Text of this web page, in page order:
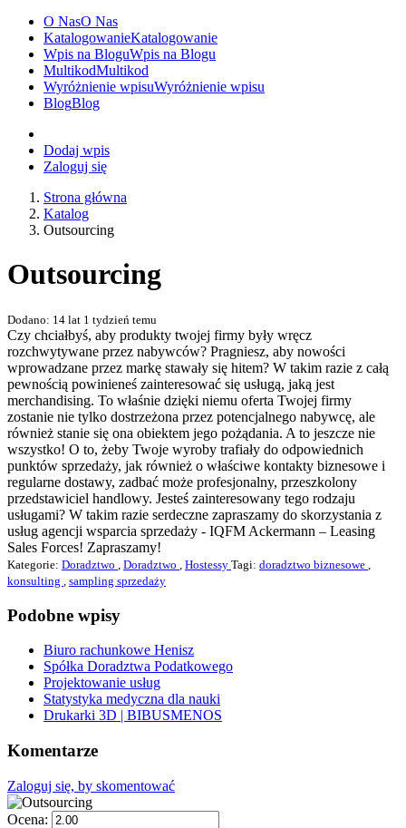
O NasO Nas
KatalogowanieKatalogowanie
Wpis na BloguWpis na Blogu
MultikodMultikod
Wyróżnienie wpisuWyróżnienie wpisu
BlogBlog
Dodaj wpis
Zaloguj się
Strona główna
Katalog
Outsourcing
Outsourcing
Dodano: 14 lat 1 tydzień temu
Czy chciałbyś, aby produkty twojej firmy były wręcz
rozchwytywane przez nabywców? Pragniesz, aby nowości
wprowadzane przez markę stawały się hitem? W takim razie z całą
pewnością powinieneś zainteresować się usługą, jaką jest
merchandising. To właśnie dzięki niemu oferta Twojej firmy
zostanie nie tylko dostrzeżona przez potencjalnego nabywcę, ale
również stanie się ona obiektem jego pożądania. A to jeszcze nie
wszystko! O to, żeby Twoje wyroby trafiały do odpowiednich
punktów sprzedaży, jak również o właściwe kontakty biznesowe i
regularne dostawy, zadbać może profesjonalny, przeszkolony
przedstawiciel handlowy. Jesteś zainteresowany tego rodzaju
usługami? W takim razie serdeczne zapraszamy do skorzystania z
usług agencji wsparcia sprzedaży - IQFM Ackermann – Leasing
Sales Forces! Zapraszamy!
Kategorie: Doradztwo Doradztwo Hostessy Tagi: doradztwo biznesowe
konsulting
sampling sprzedaży
Podobne wpisy
Biuro rachunkowe Henisz
Spółka Doradztwa Podatkowego
Projektowanie usług
Statystyka medyczna dla nauki
Drukarki 3D | BIBUSMENOS
Komentarze
Zaloguj się, by skomentować
Ocena: